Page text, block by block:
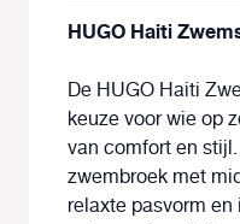
HUGO Haiti
De HUGO Haiti
keuze voor wie op
van comfort en
zwembroek met
relaxte pasvorm